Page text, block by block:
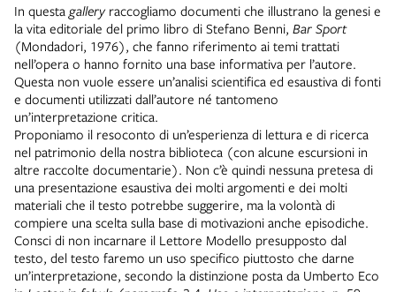
In questa galleryraccogliamo documenti che illustrano la genesi e
la vita editoriale del primo libro di Stefano Benni, Bar Sport
(Mondadori, 1976), che fanno riferimento ai temi trattati
nell’opera o hanno fornito una base informativa per l’autore.
Questa non vuole essere un’analisi scientifica ed esaustiva di fonti
e documenti utilizzati dall’autore né tantomeno
un’interpretazione critica.
Proponiamo il resoconto di un’esperienza di lettura e di ricerca
nel patrimonio della nostra biblioteca (con alcune escursioni in
altre raccolte documentarie). Non c’è quindi nessuna pretesa di
una presentazione esaustiva dei molti argomenti e dei molti
materiali che il testo potrebbe suggerire, ma la volontà di
compiere una scelta sulla base di motivazioni anche episodiche.
Consci di non incarnare il Lettore Modello presupposto dal
testo, del testo faremo un uso specifico piuttosto che darne
un’interpretazione, secondo la distinzione posta da Umberto Eco